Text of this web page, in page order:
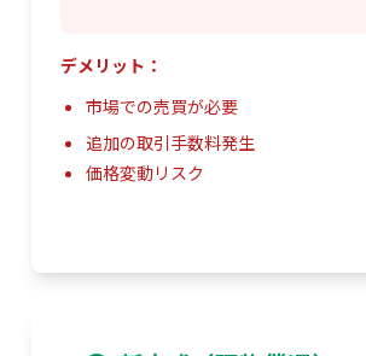
デメリット：
市場での売買が必要
追加の取引手数料発生
価格変動リスク